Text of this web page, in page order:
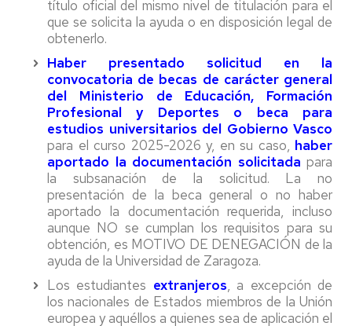
título oficial del mismo nivel de titulación para el
que se solicita la ayuda o en disposición legal de
obtenerlo.
Haber presentado solicitud en la
convocatoria de becas de carácter general
del Ministerio de Educación, Formación
Profesional y Deportes o beca para
estudios universitarios del Gobierno Vasco
para el curso 2025-2026 y, en su caso, haber
aportado la documentación solicitada para
la subsanación de la solicitud. La no
presentación de la beca general o no haber
aportado la documentación requerida, incluso
aunque NO se cumplan los requisitos para su
obtención, es MOTIVO DE DENEGACIÓN de la
ayuda de la Universidad de Zaragoza.
Los estudiantes extranjeros, a excepción de
los nacionales de Estados miembros de la Unión
europea y aquéllos a quienes sea de aplicación el